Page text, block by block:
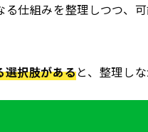
仕組みを整理しつつ、
選択肢があると、整理し